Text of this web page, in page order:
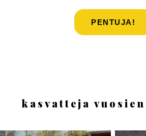
PENTUJA!
kasvatteja